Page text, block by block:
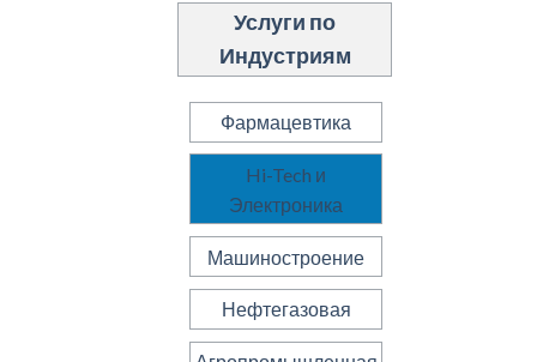
Услуги по
Индустриям
Фармацевтика
Hi-Tech и
Электроника
Машиностроение
Нефтегазовая